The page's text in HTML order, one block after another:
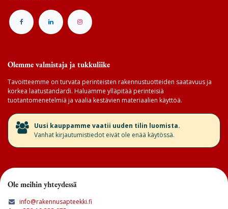
Olemme valmistaja ja tukkuliike
Tavoitteemme on turvata perinteisten rakennustuotteiden saatavuus ja
korkea laatustandardi. Haluamme ylläpitää perinteisiä
tuotantomenetelmiä ja vaalia kestävien materiaalien käyttöä.
​Uusi kauppamme vaatii uuden tilin luomista.
Vanhat kirjautumistiedot eivät ole enää käytössä.
Ole meihin yhteydessä
info@rakennusapteekki.fi